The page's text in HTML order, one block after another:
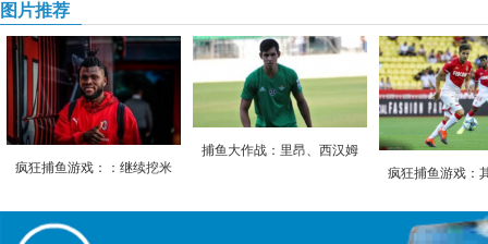
图片推荐
疯狂捕鱼游戏：：继续挖米
捕鱼大作战：里昂、西汉姆
疯狂捕鱼游戏：